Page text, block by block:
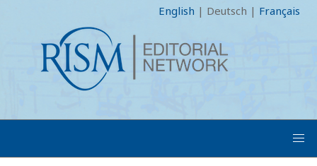
English | Deutsch | Français